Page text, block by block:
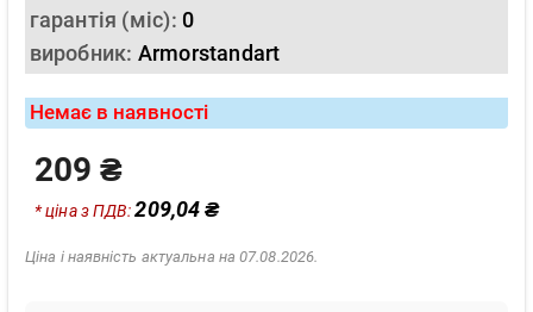
гарантія (міс): 0
виробник: Armorstandart
Немає в наявності
209 ₴
* ціна з ПДВ:209,04 ₴
Ціна і наявність актуальна на 07.08.2026.